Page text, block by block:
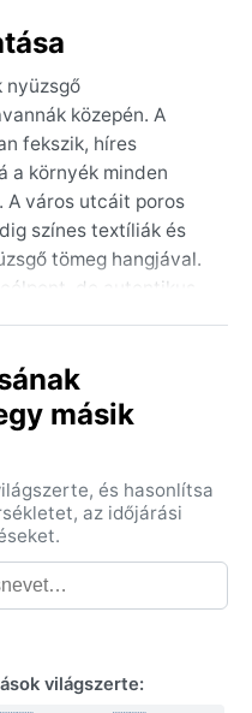
nyüzsgő
közepén. A
fekszik, híres
a környék minden
A város utcáit poros
színes textíliák és
tömeg hangjával.
de autentikus
kék.
két évszakot diktál. A
tart, ilyenkor a
A harmattan, a
és február
a tájat. A nyári esős
de rövid záporokat
emelkedik.
kalap és
míg az
másik
és hasonlítsa
az időjárási
világszerte: